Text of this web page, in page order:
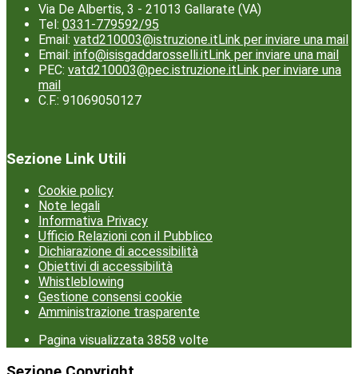
Via De Albertis, 3 - 21013 Gallarate (VA)
Tel: 0331-779592/95
Email: vatd210003@istruzione.itLink per inviare una mail
Email: info@isisgaddarosselli.itLink per inviare una mail
PEC: vatd210003@pec.istruzione.itLink per inviare una
mail
C.F.: 91069050127
Sezione Link Utili
Cookie policy
Note legali
Informativa Privacy
Ufficio Relazioni con il Pubblico
Dichiarazione di accessibilità
Obiettivi di accessibilità
Whistleblowing
Gestione consensi cookie
Amministrazione trasparente
Pagina visualizzata 3858 volte